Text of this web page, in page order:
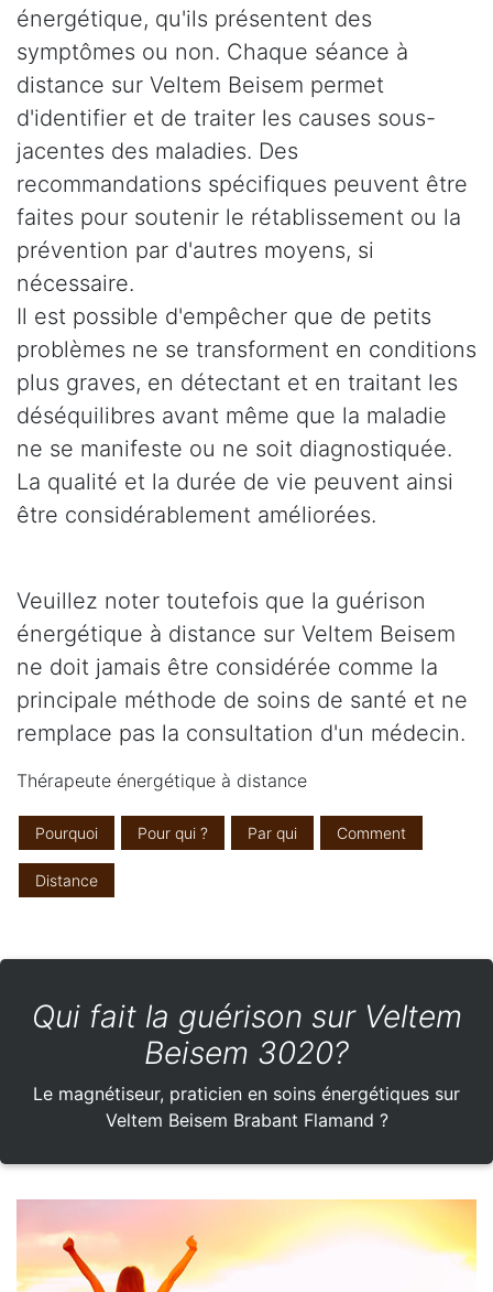
énergétique, qu'ils présentent des
symptômes ou non. Chaque séance à
distance sur Veltem Beisem permet
d'identifier et de traiter les causes sous-
jacentes des maladies. Des
recommandations spécifiques peuvent être
faites pour soutenir le rétablissement ou la
prévention par d'autres moyens, si
nécessaire.
Il est possible d'empêcher que de petits
problèmes ne se transforment en conditions
plus graves, en détectant et en traitant les
déséquilibres avant même que la maladie
ne se manifeste ou ne soit diagnostiquée.
La qualité et la durée de vie peuvent ainsi
être considérablement améliorées.
Veuillez noter toutefois que la guérison
énergétique à distance sur Veltem Beisem
ne doit jamais être considérée comme la
principale méthode de soins de santé et ne
remplace pas la consultation d'un médecin.
Thérapeute énergétique à distance
Pourquoi Pour qui ? Par qui Comment
Distance
Qui fait la guérison sur Veltem
Beisem 3020?
Le magnétiseur, praticien en soins énergétiques sur
Veltem Beisem Brabant Flamand ?